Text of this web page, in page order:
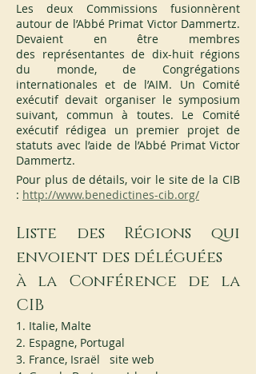
Les deux Commissions fusionnèrent
autour de l’Abbé Primat Victor Dammertz.
Devaient en être membres
des représentantes de dix-huit régions
du monde, de Congrégations
internationales et de l’AIM. Un Comité
exécutif devait organiser le symposium
suivant, commun à toutes. Le Comité
exécutif rédigea un premier projet de
statuts avec l’aide de l’Abbé Primat Victor
Dammertz.
Pour plus de détails, voir le site de la CIB
: http://www.benedictines-cib.org/
Liste des Régions qui
envoient des déléguées
à la Conférence de la
CIB
1. Italie, Malte
2. Espagne, Portugal
3. France, Israël   site web